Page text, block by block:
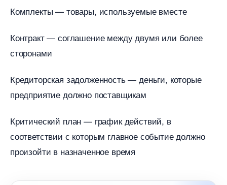
Комплекты — товары, используемые вместе
Контракт — соглашение между двумя или более
сторонами
Кредиторская задолженность — деньги, которые
предприятие должно поставщикам
Критический план — график действий,
соответствии с которым главное событие должно
произойти в назначенное время